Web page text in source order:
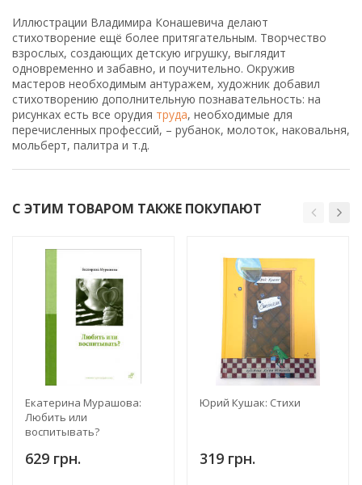
Иллюстрации Владимира Конашевича делают
стихотворение ещё более притягательным. Творчество
взрослых, создающих детскую игрушку, выглядит
одновременно и забавно, и поучительно. Окружив
мастеров необходимым антуражем, художник добавил
стихотворению дополнительную познавательность: на
рисунках есть все орудия труда, необходимые для
перечисленных профессий, – рубанок, молоток, наковальня,
мольберт, палитра и т.д.
С ЭТИМ ТОВАРОМ ТАКЖЕ ПОКУПАЮТ
Екатерина Мурашова:
Любить или
воспитывать?
629 грн.
Юрий Кушак: Стихи
319 грн.